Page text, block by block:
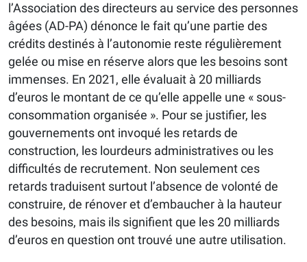
l’Association des directeurs au service des personnes
âgées (AD-PA) dénonce le fait qu’une partie des
crédits destinés à l’autonomie reste régulièrement
gelée ou mise en réserve alors que les besoins sont
immenses. En 2021, elle évaluait à 20 milliards
d’euros le montant de ce qu’elle appelle une « sous-
consommation organisée ». Pour se justifier, les
gouvernements ont invoqué les retards de
construction, les lourdeurs administratives ou les
difficultés de recrutement. Non seulement ces
retards traduisent surtout l’absence de volonté de
construire, de rénover et d’embaucher à la hauteur
des besoins, mais ils signifient que les 20 milliards
d’euros en question ont trouvé une autre utilisation.